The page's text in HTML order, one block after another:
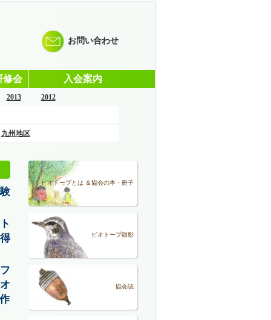
お問い合わせ
修会 入会案内
2013 2012
九州地区
ビオトープとは ＆協会の本・冊子
ビオトープ顕彰
協会誌